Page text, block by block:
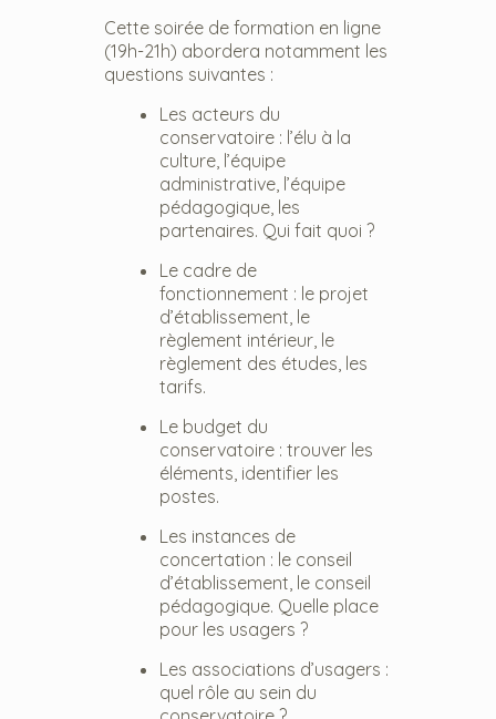
Cette soirée de formation en ligne
(19h-21h) abordera notamment les
questions suivantes :
Les acteurs du
conservatoire : l’élu à la
culture, l’équipe
administrative, l’équipe
pédagogique, les
partenaires. Qui fait quoi ?
Le cadre de
fonctionnement : le projet
d’établissement, le
règlement intérieur, le
règlement des études, les
tarifs.
Le budget du
conservatoire : trouver les
éléments, identifier les
postes.
Les instances de
concertation : le conseil
d’établissement, le conseil
pédagogique. Quelle place
pour les usagers ?
Les associations d’usagers :
quel rôle au sein du